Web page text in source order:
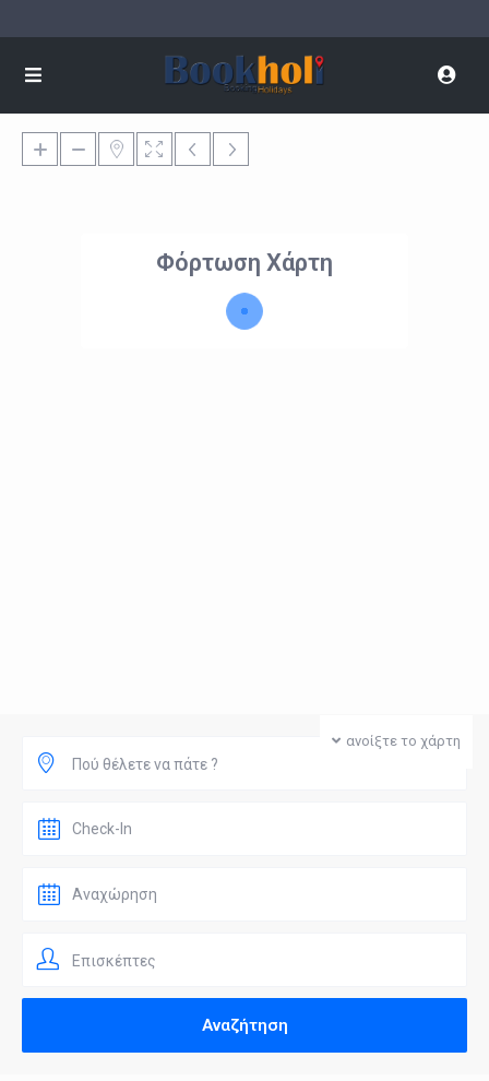
Φόρτωση Χάρτη
ανοίξτε το χάρτη
Πού θέλετε να πάτε ?
Επισκέπτες